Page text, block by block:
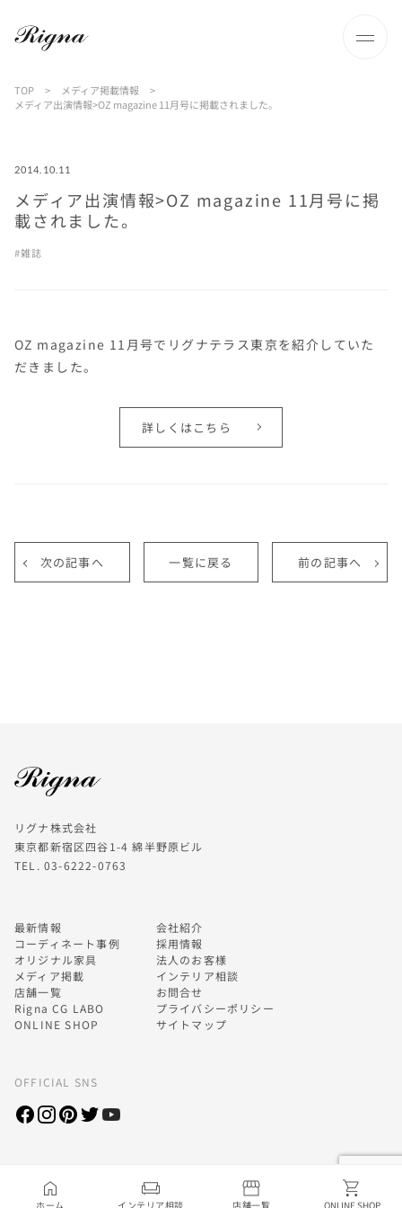
TOP > メディア掲載情報
>
メディア出演情報>OZ magazine 11月号に掲載されました。
2014.10.11
メディア出演情報>OZ magazine 11月号に掲
載されました。
雑誌
OZ magazine 11月号でリグナテラス東京を紹介していた
だきました。
詳しくはこちら
次の記事へ 一覧に戻る 前の記事へ
リグナ株式会社
東京都新宿区四谷1-4 綿半野原ビル
TEL. 03-6222-0763
最新情報
コーディネート事例
オリジナル家具
メディア掲載
店舗一覧
Rigna CG LABO
ONLINE SHOP
会社紹介
採用情報
法人のお客様
インテリア相談
お問合せ
プライバシーポリシー
サイトマップ
OFFICIAL SNS
Copyrights © Rigna Co. All Rights Reserved.
ホーム インテリア相談 店舗一覧 ONLINE SHOP